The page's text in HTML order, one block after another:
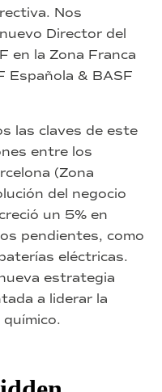
Nos
Director del
en la Zona Franca
Española & BASF
las claves de este
entre los
(Zona
del negocio
un 5% en
pendientes, como
eléctricas.
estrategia
a liderar la